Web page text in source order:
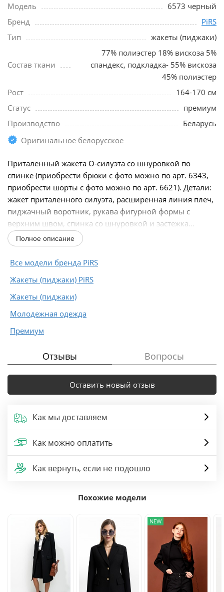
Модель
6573 черный
Бренд
PiRS
Тип
жакеты (пиджаки)
Состав ткани
77% полиэстер 18% вискоза 5%
спандекс, подкладка- 55% вискоза
45% полиэстер
Рост
164-170 см
Статус
премиум
Производство
Беларусь
Оригинальное белорусское
Приталенный жакета О-силуэта со шнуровкой по
спинке (приобрести брюки с фото можно по арт. 6343,
приобрести шорты с фото можно по арт. 6621). Детали:
жакет приталенного силуэта, расширенная линия плеч,
пиджачный воротник, рукава фигурной формы с
верхним швом, спинка со шнуровкой и застежка...
Полное описание
Все модели бренда PiRS
Жакеты (пиджаки) PiRS
Жакеты (пиджаки)
Молодежная одежда
Премиум
Отзывы Вопросы
Оставить новый отзыв
Как мы доставляем
Как можно оплатить
Как вернуть, если не подошло
Похожие модели
NEW